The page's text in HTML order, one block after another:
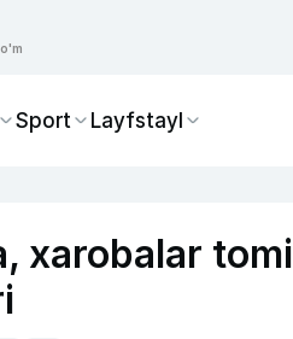
Sport Layfstayl
xarobalar tomi